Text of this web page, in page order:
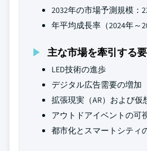
2032年の市場予測規模：
年平均成長率（2024年～
主な市場を牽引する
LED技術の進歩
デジタル広告需要の増加
拡張現実（AR）および仮
アウトドアイベントの可
都市化とスマートシティ